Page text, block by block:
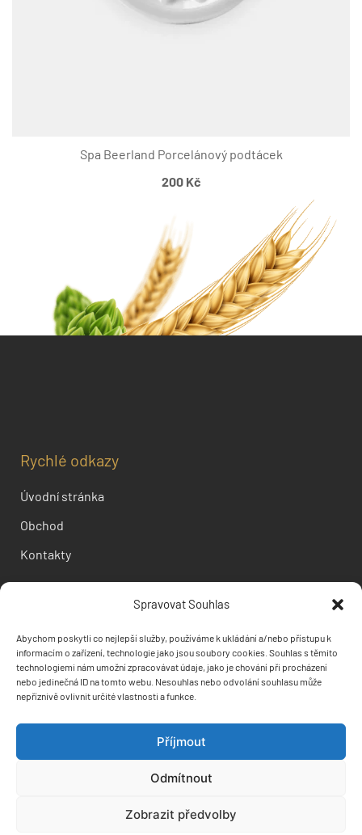
Spravovat Souhlas
Abychom poskytli co nejlepší služby, používáme k ukládání a/nebo přístupu k
informacím o zařízení, technologie jako jsou soubory cookies. Souhlas s těmito
technologiemi nám umožní zpracovávat údaje, jako je chování při procházení
nebo jedinečná ID na tomto webu. Nesouhlas nebo odvolání souhlasu může
nepříznivě ovlivnit určité vlastnosti a funkce.
Příjmout
Odmítnout
Zobrazit předvolby
Spa Beerland Porcelánový podtácek
200 Kč
Rychlé odkazy
Úvodní stránka
Obchod
Kontakty
Informace pro vás
Doprava a platba
Obchodní podmínky
Ochrana osobních údajů